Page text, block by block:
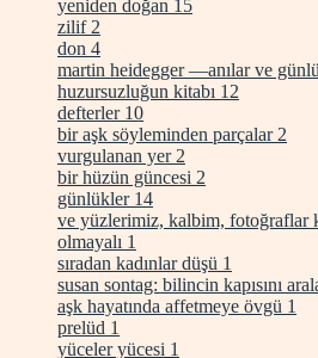
yeniden doğan 15
zilif 2
don 4
martin heidegger —anılar ve
huzursuzluğun kitabı 12
defterler 10
bir aşk söyleminden parçalar 2
vurgulanan yer 2
bir hüzün güncesi 2
günlükler 14
ve yüzlerimiz, kalbim, fotoğraflar
olmayalı 1
sıradan kadınlar düşü 1
susan sontag: bilincin kapısını
aşk hayatında affetmeye övgü 1
prelüd 1
yüceler yücesi 1